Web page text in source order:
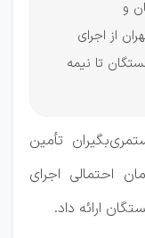
و
از اجرای
تا نیمه
تأمین
احتمالی اجرای
ارائه داد.